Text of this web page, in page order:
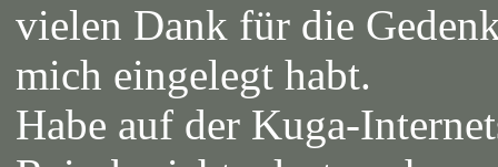
vielen Dank für die
mich eingelegt habt.
Habe auf der Kuga-